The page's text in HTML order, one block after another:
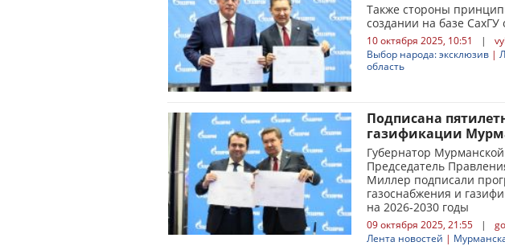
Также стороны
создании на базе
10 октября 2025, 10:51 |
Выбор народа: эксклюзив |
область
Подписана
газификации
Губернатор
Председатель
Миллер подписали
газоснабжения и
на 2026-2030 годы
09 октября 2025, 21:55 |
Лента новостей |